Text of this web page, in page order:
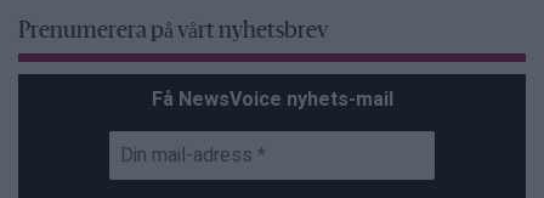
Prenumerera på vårt nyhetsbrev
Få NewsVoice nyhets-mail